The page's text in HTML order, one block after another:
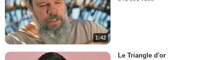
1:42
Le Triangle d'or